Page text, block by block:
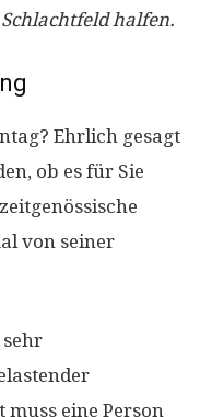
halfen.
Ehrlich gesagt
ob es für Sie
von seiner
eine Person